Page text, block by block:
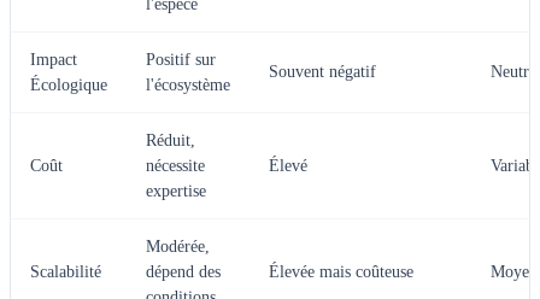
l'espèce
Impact
Écologique
Positif sur
l'écosystème
Souvent négatif
Coût
Réduit,
nécessite
expertise
Élevé
Scalabilité
Modérée,
dépend des
Élevée mais coûteuse